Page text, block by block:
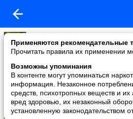
Применяются рекомендательные
Прочитать правила их применении
Возможны упоминания
В контенте могут упоминаться
информация. Незаконное
средств, психотропных веществ и их
вред здоровью, их незаконный
установленную законодательством
***
added a photo
15 May в 12:18